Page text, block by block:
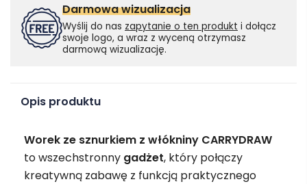
Darmowa wizualizacja
Wyślij do nas zapytanie o ten produkt i dołącz
swoje logo, a wraz z wyceną otrzymasz
darmową wizualizację.
Opis produktu
Worek ze sznurkiem z włókniny CARRYDRAW
to wszechstronny gadżet, który połączy
kreatywną zabawę z funkcją praktycznego